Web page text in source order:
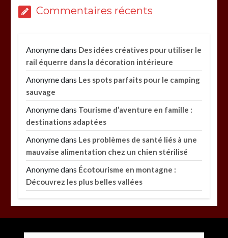
Commentaires récents
Anonymedans Des idées créatives pour utiliser le
rail équerre dans la décoration intérieure
Anonymedans Les spots parfaits pour le camping
sauvage
Anonymedans Tourisme d’aventure en famille :
destinations adaptées
Anonymedans Les problèmes de santé liés à une
mauvaise alimentation chez un chien stérilisé
Anonymedans Écotourisme en montagne :
Découvrez les plus belles vallées
Paysagiste à Sainte-Eulalie : ce qui sépare le bon